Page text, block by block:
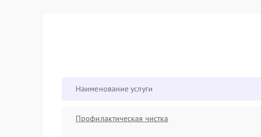
Наименование услуги
Профилактическая чистка